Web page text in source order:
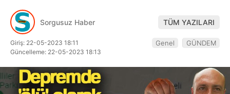
EKONOMİ
SPOR
EĞİTİM
Sorgusuz Haber TÜM YAZILARI
Giriş: 22-05-2023 18:11
Güncelleme: 22-05-2023 18:13
Genel GÜNDEM